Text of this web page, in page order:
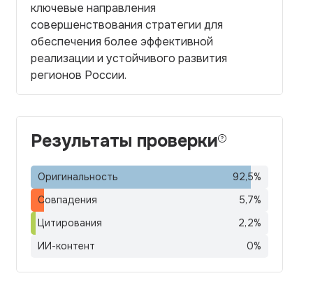
ключевые направления
совершенствования стратегии для
обеспечения более эффективной
реализации и устойчивого развития
регионов России.
Результаты проверки
Оригинальность 92,5%
Совпадения
5,7%
Цитирования
2,2%
ИИ-контент
0%